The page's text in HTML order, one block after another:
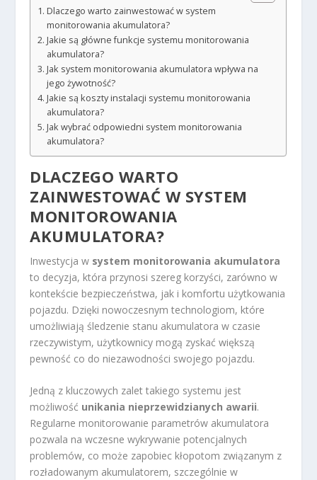
Dlaczego warto zainwestować w system
monitorowania akumulatora?
Jakie są główne funkcje systemu monitorowania
akumulatora?
Jak system monitorowania akumulatora wpływa na
jego żywotność?
Jakie są koszty instalacji systemu monitorowania
akumulatora?
Jak wybrać odpowiedni system monitorowania
akumulatora?
DLACZEGO WARTO
ZAINWESTOWAĆ W SYSTEM
MONITOROWANIA
AKUMULATORA?
Inwestycja w system monitorowania akumulatora
to decyzja, która przynosi szereg korzyści, zarówno w
kontekście bezpieczeństwa, jak i komfortu użytkowania
pojazdu. Dzięki nowoczesnym technologiom, które
umożliwiają śledzenie stanu akumulatora w czasie
rzeczywistym, użytkownicy mogą zyskać większą
pewność co do niezawodności swojego pojazdu.
Jedną z kluczowych zalet takiego systemu jest
możliwość unikania nieprzewidzianych awarii.
Regularne monitorowanie parametrów akumulatora
pozwala na wczesne wykrywanie potencjalnych
problemów, co może zapobiec kłopotom związanym z
rozładowanym akumulatorem, szczególnie w